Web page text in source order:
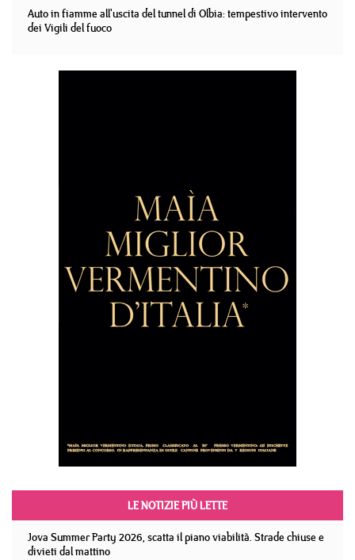
Auto in fiamme all'uscita del tunnel di Olbia: tempestivo intervento
dei Vigili del fuoco
LE NOTIZIE PIÙ LETTE
Jova Summer Party 2026, scatta il piano viabilità. Strade chiuse e
divieti dal mattino